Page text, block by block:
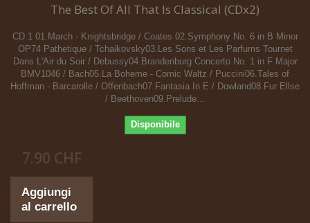
The Best Of All That Is Classical (CDx2)
CD 1 01.March - Knightsbridge / Coates 02.Symphony No. 6 in B Minor
OP74 Pathetique / Tchaikovsky03.Les Sons et Les Parfums Tournet
Dans L'Air du Soir / Debussy04.Brandenburg Concerto No. 1 in F Major
BMV1046 / Bach05.La Boheme - Comic Waltz / Puccini06.Tales of
Hoffman - Barcarolle / Offenbach07.Fantasia In E / Dowland08.Fur Ellse
/ Beethoven09.Prelude...
Disponibile
7.90 CHF
Aggiungi
al carrello